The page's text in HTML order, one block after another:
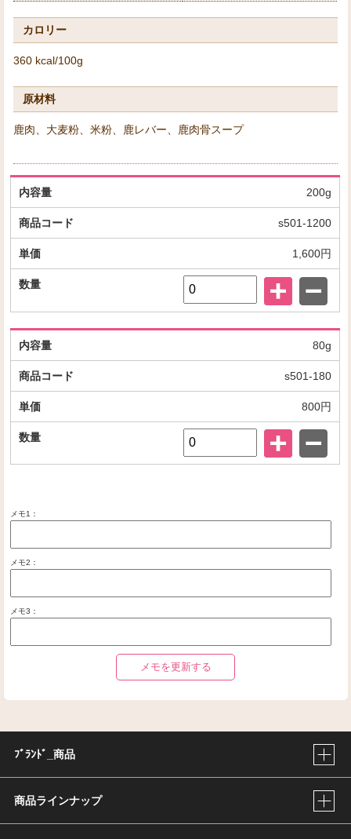
カロリー
360 kcal/100g
原材料
鹿肉、大麦粉、米粉、鹿レバー、鹿肉骨スープ
200g
s501-1200
1,600円
80g
s501-180
800円
メモ1：
メモ2：
メモ3：
メモを更新する
ﾌﾞﾗﾝﾄﾞ_商品
商品ラインナップ